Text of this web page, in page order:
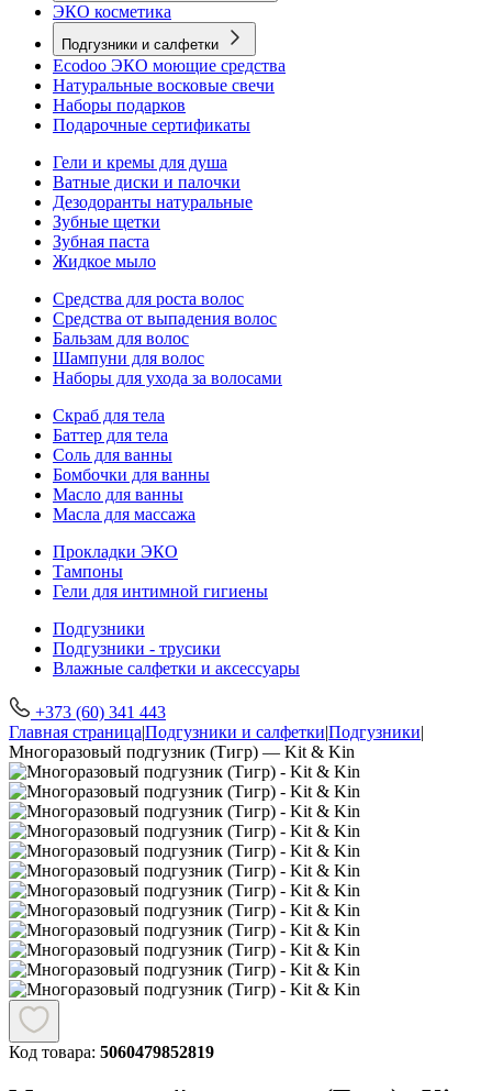
ЭКО косметика
Подгузники и салфетки
Ecodoo ЭКО моющие средства
Натуральные восковые свечи
Наборы подарков
Подарочные сертификаты
Гели и кремы для душа
Ватные диски и палочки
Дезодоранты натуральные
Зубные щетки
Зубная паста
Жидкое мыло
Средства для роста волос
Средства от выпадения волос
Бальзам для волос
Шампуни для волос
Наборы для ухода за волосами
Скраб для тела
Баттер для тела
Соль для ванны
Бомбочки для ванны
Масло для ванны
Масла для массажа
Прокладки ЭКО
Тампоны
Гели для интимной гигиены
Подгузники
Подгузники - трусики
Влажные салфетки и аксессуары
+373 (60) 341 443
Главная страница|Подгузники и салфетки|Подгузники|
Многоразовый подгузник (Тигр) — Kit & Kin
Код товара: 5060479852819